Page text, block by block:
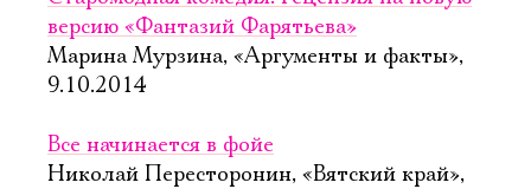
версию «Фантазий Фарятьева»
Марина Мурзина, «Аргументы и факты»,
9.10.2014
Все начинается в фойе
Николай Пересторонин, «Вятский край»,